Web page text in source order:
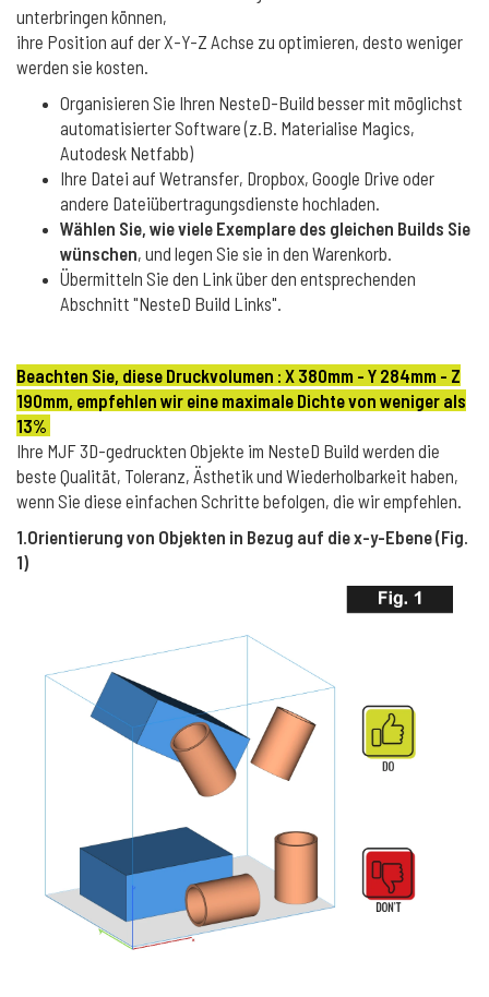
unterbringen können,
ihre Position auf der X-Y-Z Achse zu optimieren, desto weniger
werden sie kosten.
Organisieren Sie Ihren NesteD-Build besser mit möglichst
automatisierter Software (z.B. Materialise Magics,
Autodesk Netfabb)
Ihre Datei auf Wetransfer, Dropbox, Google Drive oder
andere Dateiübertragungsdienste hochladen.
Wählen Sie, wie viele Exemplare des gleichen Builds Sie
wünschen, und legen Sie sie in den Warenkorb.
Übermitteln Sie den Link über den entsprechenden
Abschnitt "NesteD Build Links".
Beachten Sie, diese Druckvolumen : X 380mm - Y 284mm - Z
190mm, empfehlen wir eine maximale Dichte von weniger als
13%
Ihre MJF 3D-gedruckten Objekte im NesteD Build werden die
beste Qualität, Toleranz, Ästhetik und Wiederholbarkeit haben,
wenn Sie diese einfachen Schritte befolgen, die wir empfehlen.
1.Orientierung von Objekten in Bezug auf die x-y-Ebene (Fig.
1)